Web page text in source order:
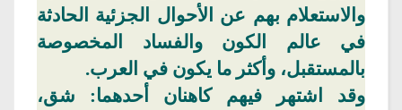
والاستعلام بهم عن الأحوال الجزئية الحادثة
في عالم الكون والفساد المخصوصة
بالمستقبل، وأكثر ما يكون في العرب.
وقد اشتهر فيهم كاهنان
أحدهما: شق،